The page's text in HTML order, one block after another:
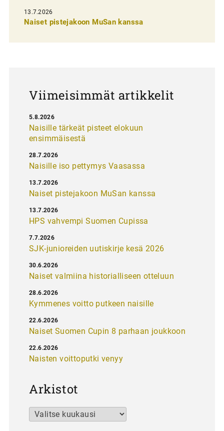
e
13.7.2026
Naiset pistejakoon MuSan kanssa
Viimeisimmät artikkelit
Naisille tärkeät pisteet elokuun
ensimmäisestä
5.8.2026
Naisille iso pettymys Vaasassa
28.7.2026
Naiset pistejakoon MuSan kanssa
13.7.2026
HPS vahvempi Suomen Cupissa
13.7.2026
SJK-junioreiden uutiskirje kesä 2026
7.7.2026
Naiset valmiina historialliseen otteluun
30.6.2026
Kymmenes voitto putkeen naisille
28.6.2026
Naiset Suomen Cupin 8 parhaan joukkoon
22.6.2026
Naisten voittoputki venyy
22.6.2026
Arkistot
Arkistot